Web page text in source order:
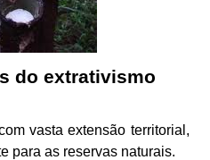
do extrativismo
vasta extensão territorial,
para as reservas naturais.